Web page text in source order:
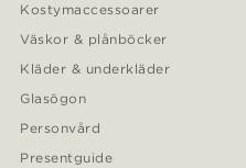
Kostymaccessoarer
Väskor & plånböcker
Kläder & underkläder
Glasögon
Personvård
Presentguide